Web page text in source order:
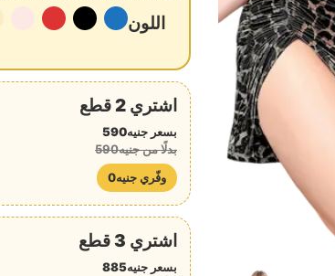
اللون
اشتري 2 قطع
بسعر جنيه590
بدلًا من جنيه590
وفّري جنيه0
اشتري 3 قطع
بسعر جنيه885